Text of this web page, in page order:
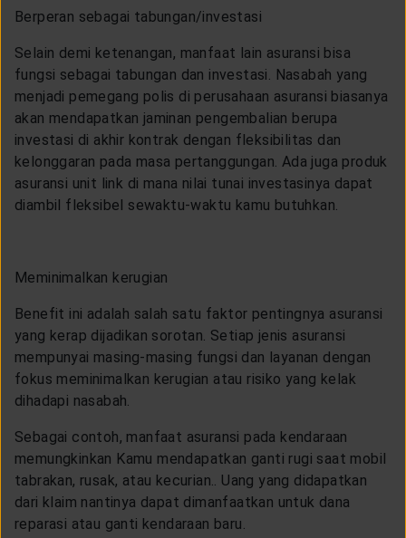
Berperan sebagai tabungan/investasi
Selain demi ketenangan, manfaat lain asuransi bisa
fungsi sebagai tabungan dan investasi. Nasabah yang
menjadi pemegang polis di perusahaan asuransi biasanya
akan mendapatkan jaminan pengembalian berupa
investasi di akhir kontrak dengan fleksibilitas dan
kelonggaran pada masa pertanggungan. Ada juga produk
asuransi unit link di mana nilai tunai investasinya dapat
diambil fleksibel sewaktu-waktu kamu butuhkan.
Meminimalkan kerugian
Benefit ini adalah salah satu faktor pentingnya asuransi
yang kerap dijadikan sorotan. Setiap jenis asuransi
mempunyai masing-masing fungsi dan layanan dengan
fokus meminimalkan kerugian atau risiko yang kelak
dihadapi nasabah.
Sebagai contoh, manfaat asuransi pada kendaraan
memungkinkan Kamu mendapatkan ganti rugi saat mobil
tabrakan, rusak, atau kecurian.. Uang yang didapatkan
dari klaim nantinya dapat dimanfaatkan untuk dana
reparasi atau ganti kendaraan baru.